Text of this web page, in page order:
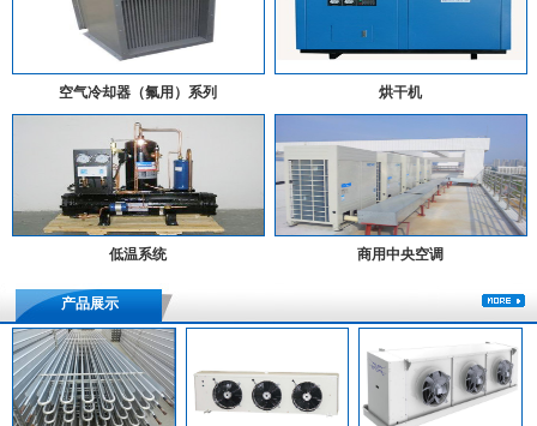
空气冷却器（氟用）系列 烘干机
低温系统 商用中央空调
产品展示